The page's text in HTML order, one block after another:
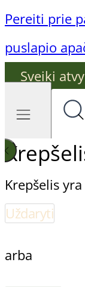
Pereiti prie
puslapio
Sveiki
Krepšelis
Uždaryti
arba